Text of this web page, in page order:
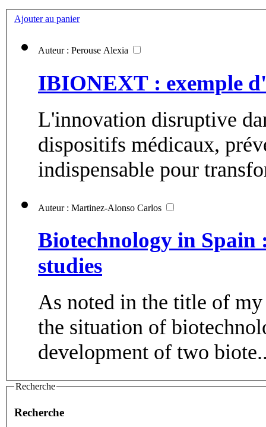
Ajouter au panier
Auteur : Perouse Alexia
IBIONEXT : exemple
L'innovation disruptive
dispositifs médicaux,
indispensable pour
Auteur : Martinez-Alonso Carlos
Biotechnology in Spain
studies
As noted in the title of
the situation of
development of two
Recherche
Recherche